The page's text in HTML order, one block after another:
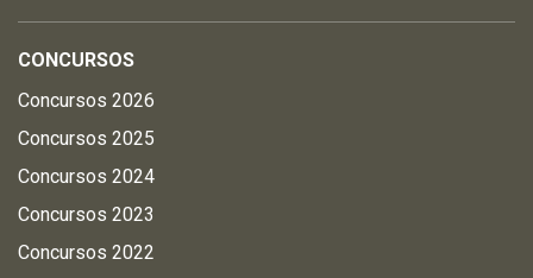
CONCURSOS
Concursos 2026
Concursos 2025
Concursos 2024
Concursos 2023
Concursos 2022